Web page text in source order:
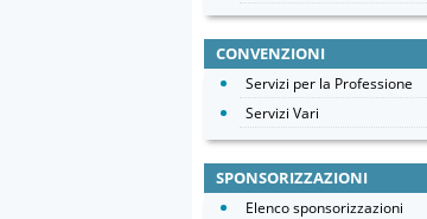
CONVENZIONI
Servizi per la Professione
Servizi Vari
SPONSORIZZAZIONI
Elenco sponsorizzazioni